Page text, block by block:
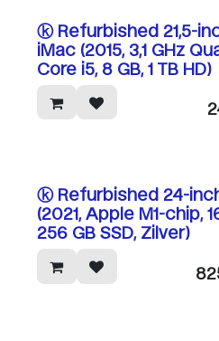
ⓚ Refurbished 21,5-
iMac (2015, 3,1 GHz
Core i5, 8 GB, 1 TB HD)
ⓚ Refurbished 24-
(2021, Apple M1-chip,
256 GB SSD, Zilver)